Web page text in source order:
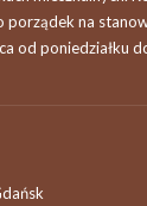
porządek na
od poniedziałku